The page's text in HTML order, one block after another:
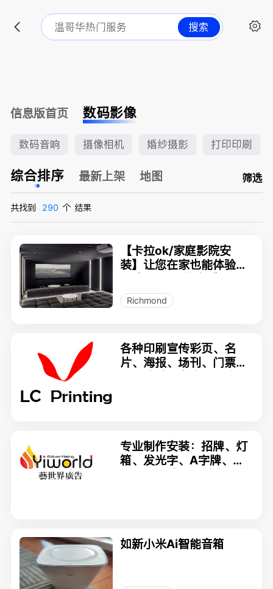
搜索
信息版首页 数码影像
数码音响 摄像相机 婚纱摄影 打印印刷
综合排序 最新上架 地图 筛选
共找到 290 个 结果
【卡拉ok/家庭影院安
装】让您在家也能体验电
Richmond
各种印刷宣传彩页、名
片、海报、场刊、门票、
专业制作安装：招牌、灯
箱、发光字、A字牌、易
如新小米Ai智能音箱